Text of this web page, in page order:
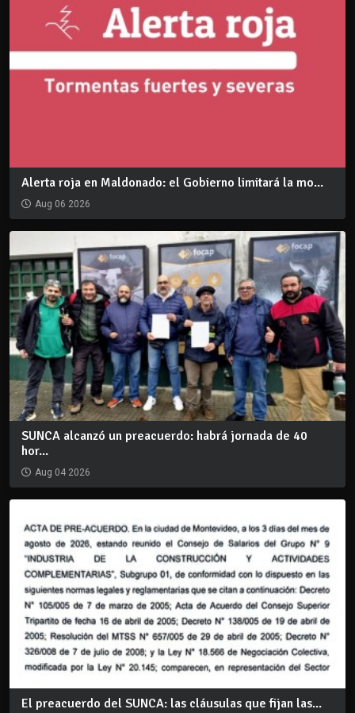
Alerta roja en Maldonado: el Gobierno limitará la mo...
Aug 06 2026
SUNCA alcanzó un preacuerdo: habrá jornada de 40
hor...
Aug 04 2026
El preacuerdo del SUNCA: las cláusulas que fijan las...